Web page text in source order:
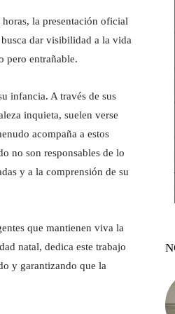
la presentación oficial
dar visibilidad a la vida
pero entrañable.
infancia. A través de sus
inquieta, suelen verse
acompaña a estos
no son responsables de lo
y a la comprensión de su
que mantienen viva la
natal, dedica este trabajo
y garantizando que la